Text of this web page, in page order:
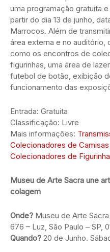
uma programação gratuita
partir do dia 13 de junho,
Marrocos. Além de
área externa e no
como os encontros de
figurinhas, uma área de
futebol de botão, exibição
funcionamento das
Entrada: Gratuita
Classificação: Livre
Mais informações:
Colecionadores de
Colecionadores de
Museu de Arte Sacra une
colagem
Onde? Museu de Arte
676 – Luz, São Paulo – SP,
Quando? 20 de Junho.